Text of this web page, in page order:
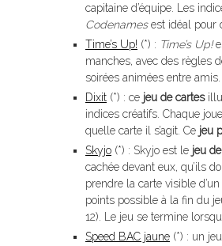
capitaine d’équipe. Les
Codenamesest idéal pour
Time’s Up! (*) : Time’s Up!
manches, avec des règles
soirées animées entre amis.
Dixit (*) : ce jeu de cartes
indices créatifs. Chaque
quelle carte il s’agit. Ce jeu
Skyjo (*) : Skyjo est le jeu
cachée devant eux, qu’ils
prendre la carte visible
points possible à la fin du
12). Le jeu se termine
Speed BAC jaune (*) : un